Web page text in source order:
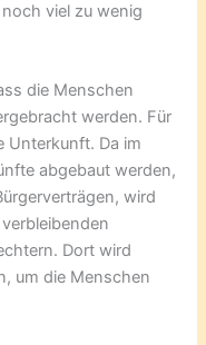
viel zu wenig
die Menschen
werden. Für
Unterkunft. Da im
abgebaut werden,
wird
Dort wird
um die Menschen